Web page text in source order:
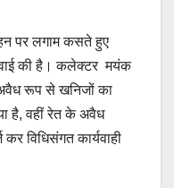
पर लगाम कसते हुए
की है। कलेक्टर मयंक
अवैध रूप से खनिजों का
है, वहीं रेत के अवैध
विधिसंगत कार्यवाही